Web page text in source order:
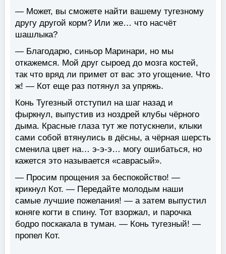
— Может, вы сможете найти вашему тугезному
другу другой корм? Или же… что насчёт
шашлыка?
— Благодарю, синьор Маринари, но мы
откажемся. Мой друг сыроед до мозга костей,
так что вряд ли примет от вас это угощение. Что
ж! — Кот еще раз потянул за упряжь.
Конь Тугезный отступил на шаг назад и
фыркнул, выпустив из ноздрей клубы чёрного
дыма. Красные глаза тут же потускнели, клыки
сами собой втянулись в дёсны, а чёрная шерсть
сменила цвет на… э-э-э… могу ошибаться, но
кажется это называется «саврасый».
— Просим прощения за беспокойство! —
крикнул Кот. — Передайте молодым наши
самые лучшие пожелания! — а затем выпустил
коняге когти в спину. Тот взоржал, и парочка
бодро поскакала в туман. — Конь тугезный! —
пропел Кот.